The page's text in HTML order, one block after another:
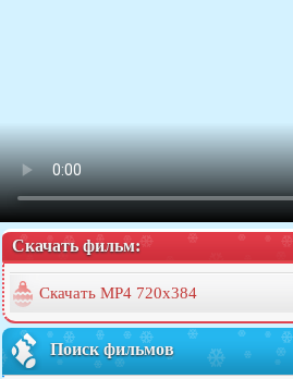
Скачать фильм:
Скачать MP4 720x384
Поиск фильмов